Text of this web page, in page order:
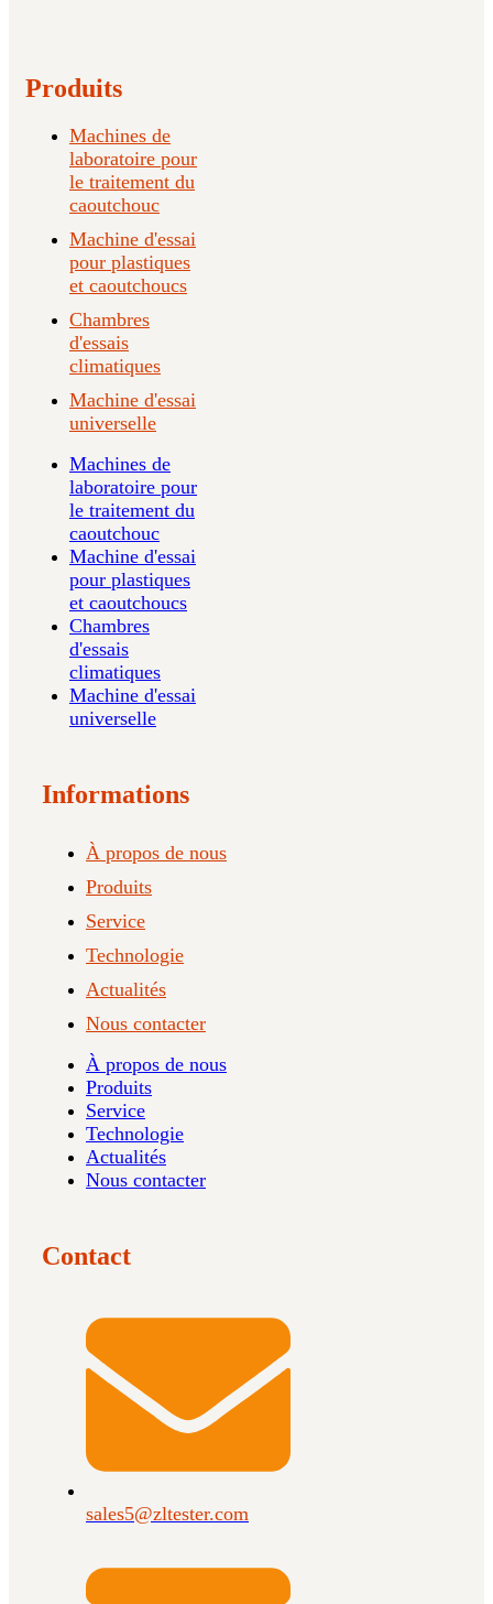
Produits
Machines de
laboratoire pour
le traitement du
caoutchouc
Machine d'essai
pour plastiques
et caoutchoucs
Chambres
d'essais
climatiques
Machine d'essai
universelle
Machines de
laboratoire pour
le traitement du
caoutchouc
Machine d'essai
pour plastiques
et caoutchoucs
Chambres
d'essais
climatiques
Machine d'essai
universelle
Informations
À propos de nous
Produits
Service
Technologie
Actualités
Nous contacter
À propos de nous
Produits
Service
Technologie
Actualités
Nous contacter
Contact
sales5@zltester.com